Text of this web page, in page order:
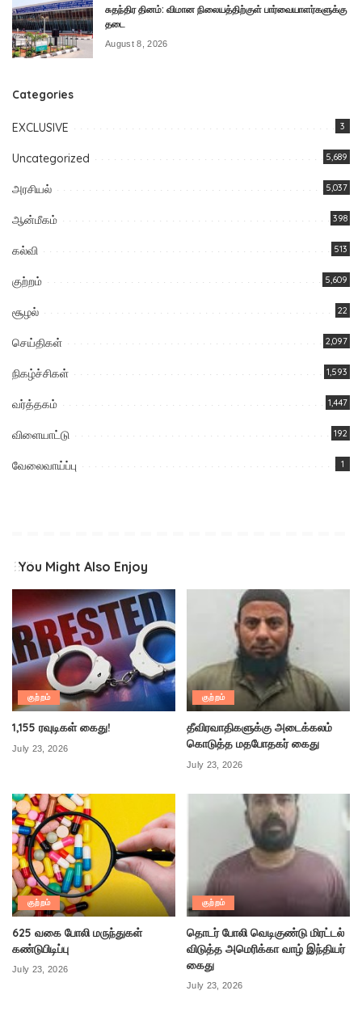
சுதந்திர தினம்: விமான நிலையத்திற்குள் பார்வையாளர்களுக்கு
தடை
August 8, 2026
Categories
EXCLUSIVE 3
Uncategorized 5,689
அரசியல் 5,037
ஆன்மீகம் 398
கல்வி 513
குற்றம் 5,609
சூழல் 22
செய்திகள் 2,097
நிகழ்ச்சிகள் 1,593
வர்த்தகம் 1,447
விளையாட்டு 192
வேலைவாய்ப்பு 1
You Might Also Enjoy
குற்றம்
1,155 ரவுடிகள் கைது!
July 23, 2026
குற்றம்
தீவிரவாதிகளுக்கு அடைக்கலம்
கொடுத்த மதபோதகர் கைது
July 23, 2026
குற்றம்
625 வகை போலி மருந்துகள்
கண்டுபிடிப்பு
July 23, 2026
குற்றம்
தொடர் போலி வெடிகுண்டு மிரட்டல்
விடுத்த அமெரிக்கா வாழ் இந்தியர்
கைது
July 23, 2026